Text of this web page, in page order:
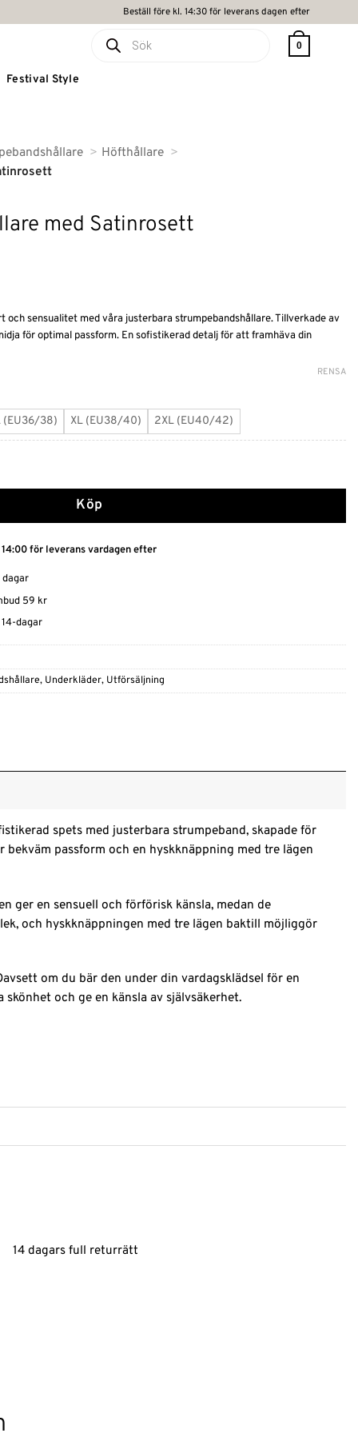
Beställ före kl. 14:30 för leverans dagen efter
0
Festival Style
Höfthållare
med Satinrosett
och sensualitet med våra justerbara strumpebandshållare. Tillverkade av
för optimal passform. En sofistikerad detalj för att framhäva din
(EU36/38) XL (EU38/40) 2XL (EU40/42)
RENSA
Köp
för leverans vardagen efter
59 kr
dagar
, Underkläder, Utförsäljning
spets med justerbara strumpeband, skapade för
passform och en hyskknäppning med tre lägen
ger en sensuell och förförisk känsla, medan de
och hyskknäppningen med tre lägen baktill möjliggör
om du bär den under din vardagsklädsel för en
och ge en känsla av självsäkerhet.
14 dagars full returrätt